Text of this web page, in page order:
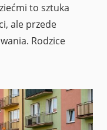
to sztuka
ale przede
Rodzice